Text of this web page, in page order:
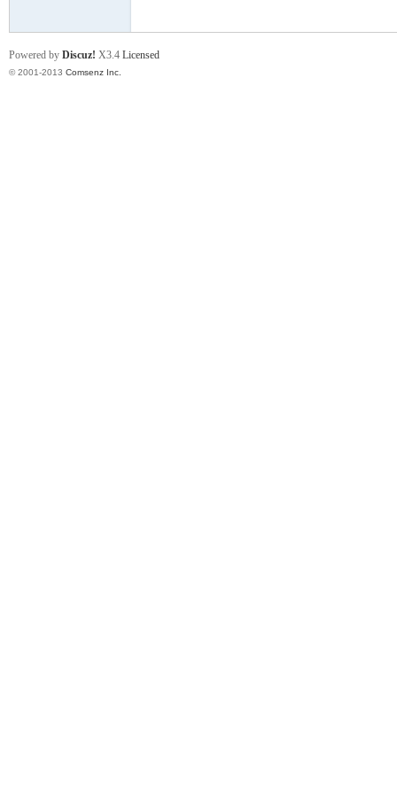
学
Powered by Discuz! X3.4 Licensed
© 2001-2013 Comsenz Inc.